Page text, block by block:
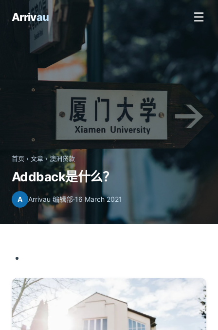
Arrivau ☰
首页 › 文章›澳洲贷款
Addback是什么？
A Arrivau 编辑部·16 March 2021